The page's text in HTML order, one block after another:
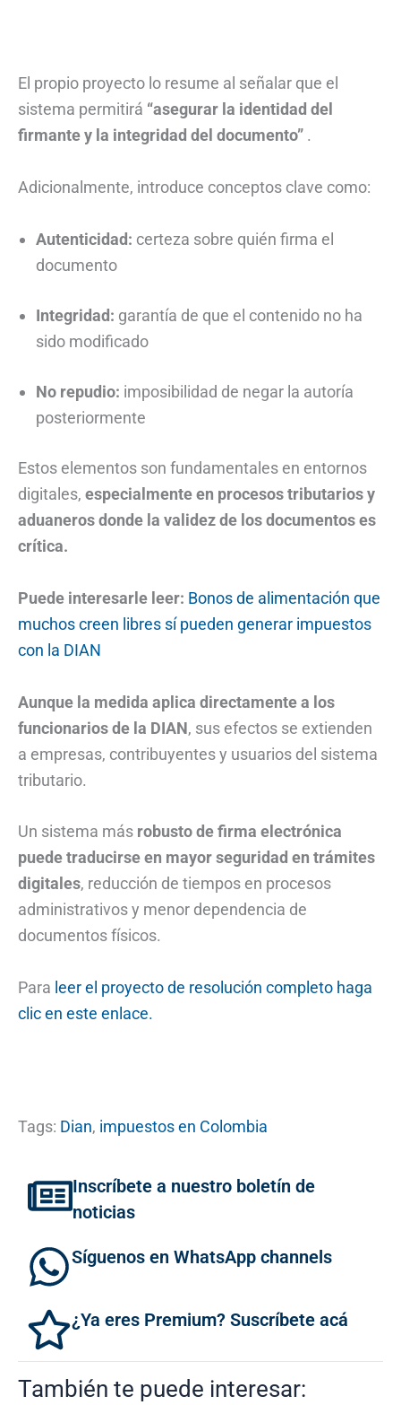
El propio proyecto lo resume al señalar que el
sistema permitirá “asegurar la identidad del
firmante y la integridad del documento” .
Adicionalmente, introduce conceptos clave como:
Autenticidad: certeza sobre quién firma el
documento
Integridad: garantía de que el contenido no ha
sido modificado
No repudio: imposibilidad de negar la autoría
posteriormente
Estos elementos son fundamentales en entornos
digitales, especialmente en procesos tributarios y
aduaneros donde la validez de los documentos es
crítica.
Puede interesarle leer: Bonos de alimentación que
muchos creen libres sí pueden generar impuestos
con la DIAN
Aunque la medida aplica directamente a los
funcionarios de la DIAN, sus efectos se extienden
a empresas, contribuyentes y usuarios del sistema
tributario.
Un sistema más robusto de firma electrónica
puede traducirse en mayor seguridad en trámites
digitales, reducción de tiempos en procesos
administrativos y menor dependencia de
documentos físicos.
Para leer el proyecto de resolución completo haga
clic en este enlace.
Tags: Dian, impuestos en Colombia
Inscríbete a nuestro boletín de
noticias
Síguenos en WhatsApp channels
¿Ya eres Premium? Suscríbete acá
También te puede interesar: